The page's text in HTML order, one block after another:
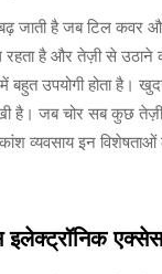
जाती है जब टिल कवर
है और तेज़ी से उठाने की
बहुत उपयोगी होता है।
है। जब चोर सब कुछ
व्यवसाय इन विशेषताओं
इलेक्ट्रॉनिक एक्सेस